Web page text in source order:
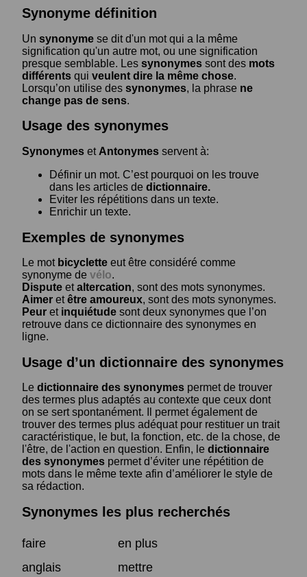
Synonyme définition
Un synonyme se dit d'un mot qui a la même
signification qu'un autre mot, ou une signification
presque semblable. Les synonymes sont des mots
différents qui veulent dire la même chose.
Lorsqu’on utilise des synonymes, la phrase ne
change pas de sens.
Usage des synonymes
Synonymes et Antonymes servent à:
Définir un mot. C’est pourquoi on les trouve
dans les articles de dictionnaire.
Eviter les répétitions dans un texte.
Enrichir un texte.
Exemples de synonymes
Le mot bicyclette eut être considéré comme
synonyme de vélo.
Dispute etaltercation, sont des mots synonymes.
Aimer etêtre amoureux, sont des mots synonymes.
Peur et inquiétude sont deux synonymes que l’on
retrouve dans ce dictionnaire des synonymes en
ligne.
Usage d’un dictionnaire des synonymes
Le dictionnaire des synonymes permet de trouver
des termes plus adaptés au contexte que ceux dont
on se sert spontanément. Il permet également de
trouver des termes plus adéquat pour restituer un trait
caractéristique, le but, la fonction, etc. de la chose, de
l'être, de l'action en question. Enfin, le dictionnaire
des synonymes permet d’éviter une répétition de
mots dans le même texte afin d’améliorer le style de
sa rédaction.
Synonymes les plus recherchés
faire
en plus
anglais
mettre